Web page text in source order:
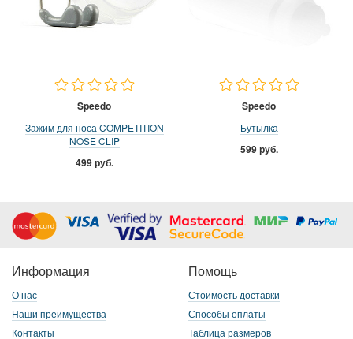
Speedo
Зажим для носа COMPETITION
NOSE CLIP
499 руб.
Speedo
Бутылка
599 руб.
Информация
О нас
Наши преимущества
Контакты
Помощь
Стоимость доставки
Способы оплаты
Таблица размеров